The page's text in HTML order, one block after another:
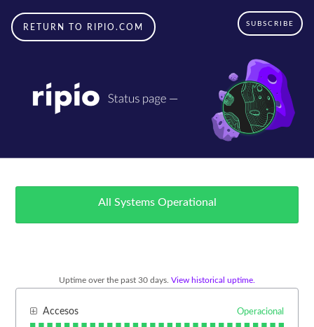
RETURN TO RIPIO.COM SUBSCRIBE
All Systems Operational
Uptime over the past 30 days. View historical uptime.
Accesos Operacional